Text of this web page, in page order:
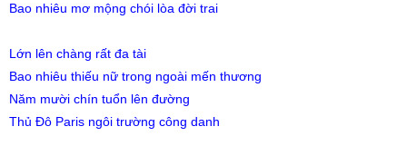
Bao nhiêu mơ mộng chói lòa đời trai
Lớn lên chàng rất đa tài
Bao nhiêu thiếu nữ trong ngoài mến thương
Năm mười chín tuổn lên đường
Thủ Đô Paris ngôi trường công danh